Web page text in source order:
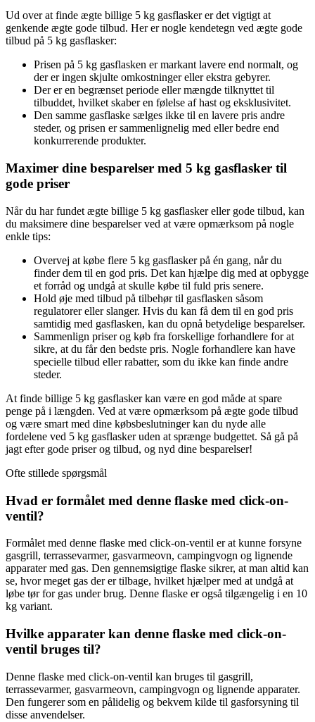
Ud over at finde ægte billige 5 kg gasflasker er det vigtigt at
genkende ægte gode tilbud. Her er nogle kendetegn ved ægte gode
tilbud på 5 kg gasflasker:
Prisen på 5 kg gasflasken er markant lavere end normalt, og
der er ingen skjulte omkostninger eller ekstra gebyrer.
Der er en begrænset periode eller mængde tilknyttet til
tilbuddet, hvilket skaber en følelse af hast og eksklusivitet.
Den samme gasflaske sælges ikke til en lavere pris andre
steder, og prisen er sammenlignelig med eller bedre end
konkurrerende produkter.
Maximer dine besparelser med 5 kg gasflasker til
gode priser
Når du har fundet ægte billige 5 kg gasflasker eller gode tilbud, kan
du maksimere dine besparelser ved at være opmærksom på nogle
enkle tips:
Overvej at købe flere 5 kg gasflasker på én gang, når du
finder dem til en god pris. Det kan hjælpe dig med at opbygge
et forråd og undgå at skulle købe til fuld pris senere.
Hold øje med tilbud på tilbehør til gasflasken såsom
regulatorer eller slanger. Hvis du kan få dem til en god pris
samtidig med gasflasken, kan du opnå betydelige besparelser.
Sammenlign priser og køb fra forskellige forhandlere for at
sikre, at du får den bedste pris. Nogle forhandlere kan have
specielle tilbud eller rabatter, som du ikke kan finde andre
steder.
At finde billige 5 kg gasflasker kan være en god måde at spare
penge på i længden. Ved at være opmærksom på ægte gode tilbud
og være smart med dine købsbeslutninger kan du nyde alle
fordelene ved 5 kg gasflasker uden at sprænge budgettet. Så gå på
jagt efter gode priser og tilbud, og nyd dine besparelser!
Ofte stillede spørgsmål
Hvad er formålet med denne flaske med click-on-
ventil?
Formålet med denne flaske med click-on-ventil er at kunne forsyne
gasgrill, terrassevarmer, gasvarmeovn, campingvogn og lignende
apparater med gas. Den gennemsigtige flaske sikrer, at man altid kan
se, hvor meget gas der er tilbage, hvilket hjælper med at undgå at
løbe tør for gas under brug. Denne flaske er også tilgængelig i en 10
kg variant.
Hvilke apparater kan denne flaske med click-on-
ventil bruges til?
Denne flaske med click-on-ventil kan bruges til gasgrill,
terrassevarmer, gasvarmeovn, campingvogn og lignende apparater.
Den fungerer som en pålidelig og bekvem kilde til gasforsyning til
disse anvendelser.